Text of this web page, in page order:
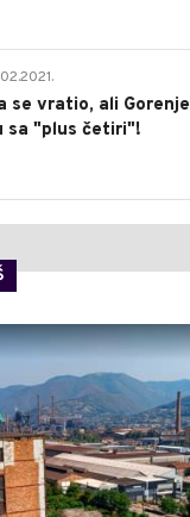
se vratio, ali Gorenje
sa "plus četiri"!